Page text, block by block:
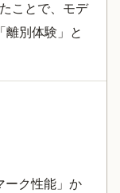
ことで、モデ
離別体験」と
ーク性能」か